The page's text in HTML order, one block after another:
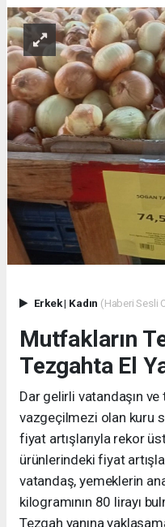
Erkek| Kadın (Haberi Sesli
Mutfakların
Tezgahta El
Dar gelirli vatandaşın
vazgeçilmezi olan kuru
fiyat artışlarıyla rekor
ürünlerindeki fiyat
vatandaş, yemeklerin
kilogramının 80 lirayı
Tezgah yanına